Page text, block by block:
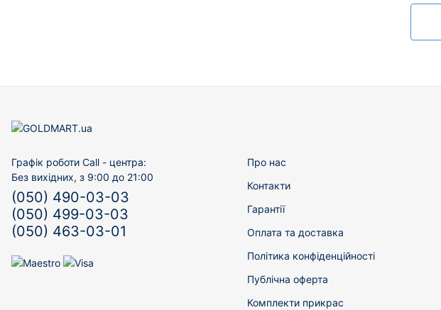
Графік роботи Call - центра:
Без вихідних, з 9:00 до 21:00
(050) 490-03-03
(050) 499-03-03
(050) 463-03-01
Про нас
Контакти
Гарантії
Оплата та доставка
Політика конфіденційності
Публічна оферта
Комплекти прикрас